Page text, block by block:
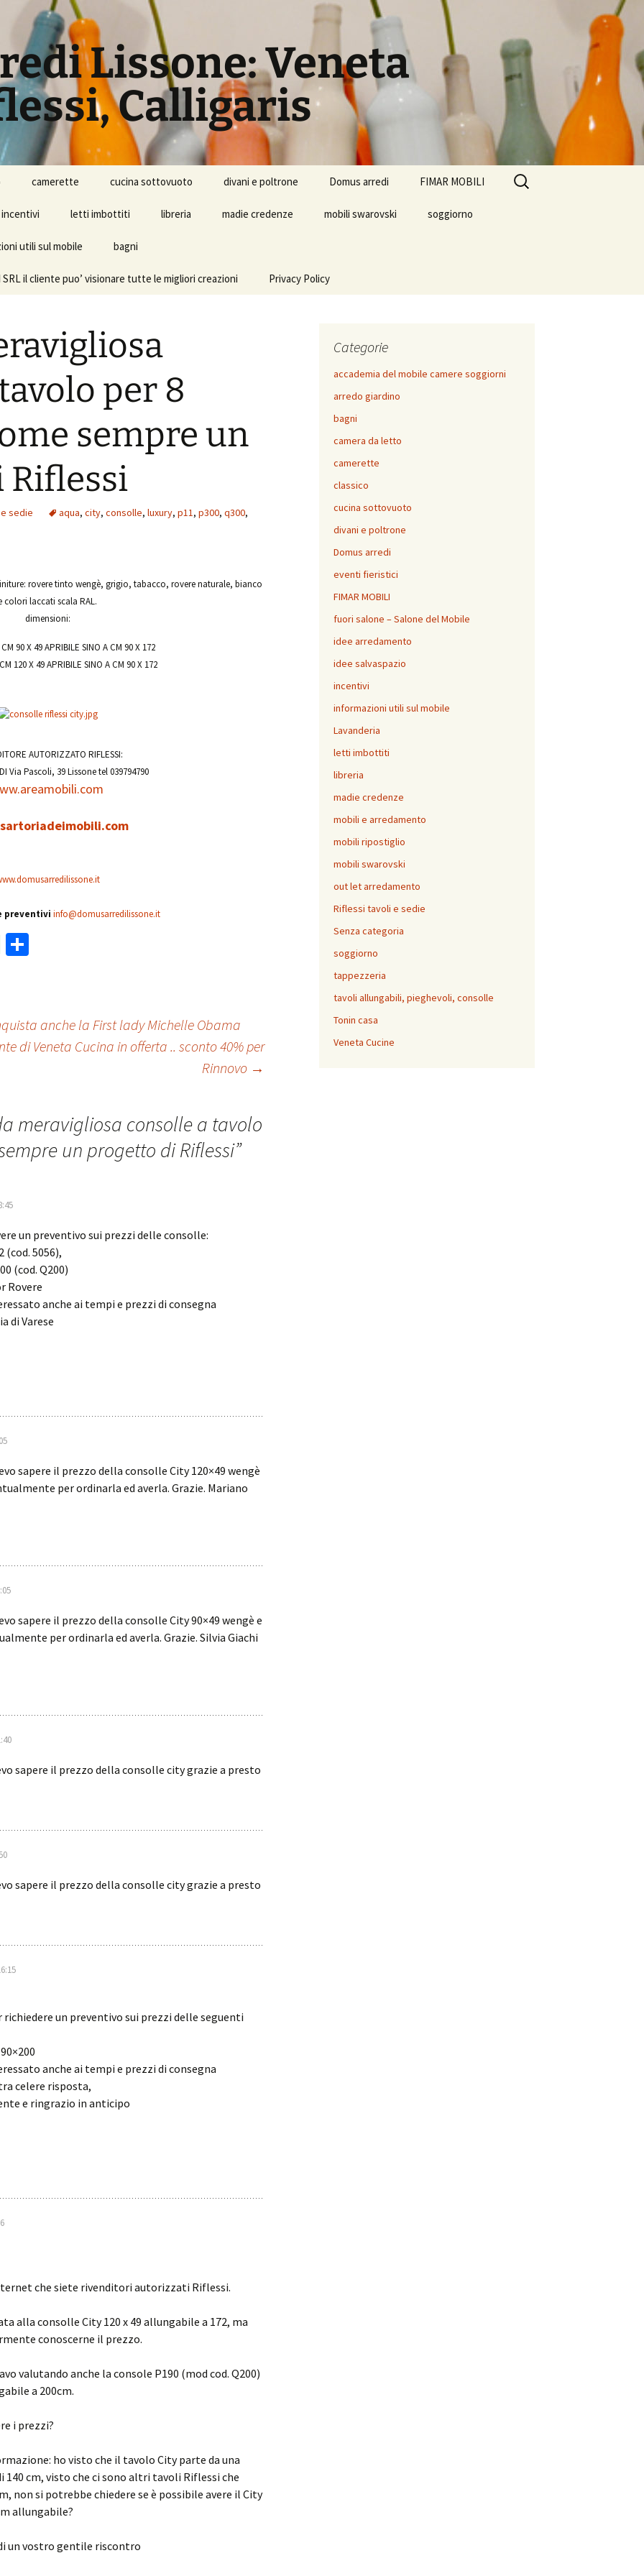
Lissone: Veneta
Calligaris
camerette cucina sottovuoto divani e poltrone Domus arredi FIMAR MOBILI
incentivi letti imbottiti libreria madie credenze mobili swarovski soggiorno
utili sul mobile bagni
SRL il cliente puo’ visionare tutte le migliori creazioni Privacy Policy
Ricerca
per:
per 8
sempre un
Riflessi
sedie aqua, city, consolle, luxury, p11, p300, q300,
rovere tinto wengè, grigio, tabacco, rovere naturale, bianco
colori laccati scala RAL.
dimensioni:
90 X 49 APRIBILE SINO A CM 90 X 172
120 X 49 APRIBILE SINO A CM 90 X 172
AUTORIZZATO RIFLESSI:
Via Pascoli, 39 Lissone tel 039794790
preventivi info@domusarredilissone.it
W
sA
p
p
vi
di
anche la First lady Michelle Obama
di Veneta Cucina in offerta .. sconto 40% per
Rinnovo →
meravigliosa consolle a tavolo
un progetto di Riflessi”
un preventivo sui prezzi delle consolle:
(cod. 5056),
(cod. Q200)
Rovere
anche ai tempi e prezzi di consegna
di Varese
sapere il prezzo della consolle City 120×49 wengè
per ordinarla ed averla. Grazie. Mariano
sapere il prezzo della consolle City 90×49 wengè e
per ordinarla ed averla. Grazie. Silvia Giachi
sapere il prezzo della consolle city grazie a presto
sapere il prezzo della consolle city grazie a presto
richiedere un preventivo sui prezzi delle seguenti
anche ai tempi e prezzi di consegna
celere risposta,
e ringrazio in anticipo
che siete rivenditori autorizzati Riflessi.
alla consolle City 120 x 49 allungabile a 172, ma
conoscerne il prezzo.
valutando anche la console P190 (mod cod. Q200)
a 200cm.
i prezzi?
ho visto che il tavolo City parte da una
140 cm, visto che ci sono altri tavoli Riflessi che
non si potrebbe chiedere se è possibile avere il City
allungabile?
un vostro gentile riscontro
Categorie
accademia del mobile camere soggiorni
arredo giardino
bagni
camera da letto
camerette
classico
cucina sottovuoto
divani e poltrone
Domus arredi
eventi fieristici
FIMAR MOBILI
fuori salone – Salone del Mobile
idee arredamento
idee salvaspazio
incentivi
informazioni utili sul mobile
Lavanderia
letti imbottiti
libreria
madie credenze
mobili e arredamento
mobili ripostiglio
mobili swarovski
out let arredamento
Riflessi tavoli e sedie
Senza categoria
soggiorno
tappezzeria
tavoli allungabili, pieghevoli, consolle
Tonin casa
Veneta Cucine